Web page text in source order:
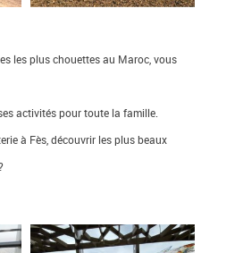
les plus chouettes au Maroc, vous
activités pour toute la famille.
à Fès, découvrir les plus beaux